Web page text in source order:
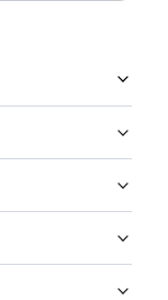
prawdziwa
Twojego
teryny. Koktajl
najbardziej
(w tym
cukry.